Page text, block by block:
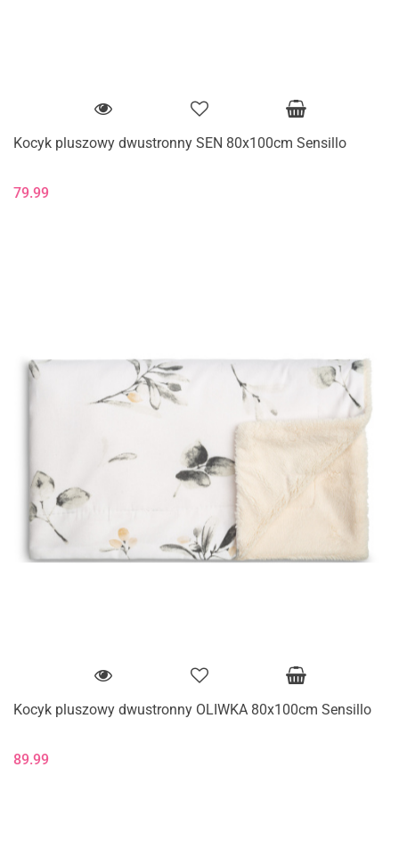
Kocyk pluszowy dwustronny SEN 80x100cm Sensillo
79.99
Kocyk pluszowy dwustronny OLIWKA 80x100cm Sensillo
89.99